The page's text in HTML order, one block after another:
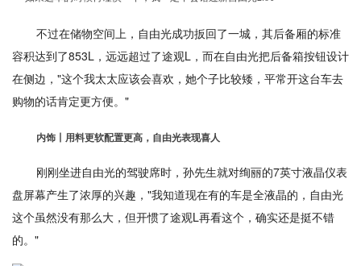
不过在储物空间上，自由光成功扳回了一城，其后备厢的标准
容积达到了853L，远远超过了途观L，而在自由光把后备箱按钮设计
在侧边，"这个我太太应该会喜欢，她个子比较矮，平常开这台车去
购物的话肯定更方便。"
内饰丨用料更软配置更高，自由光表现喜人
刚刚坐进自由光的驾驶席时，孙先生就对绚丽的7英寸液晶仪表
盘屏幕产生了浓厚的兴趣，"我知道现在有的车是全液晶的，自由光
这个虽然没有那么大，但开惯了途观L再看这个，确实还是挺不错
的。"